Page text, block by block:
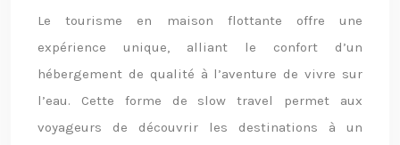
Le tourisme en maison flottante offre une
expérience unique, alliant le confort d’un
hébergement de qualité à l’aventure de vivre sur
l’eau. Cette forme de slow travel permet aux
voyageurs de découvrir les destinations à un